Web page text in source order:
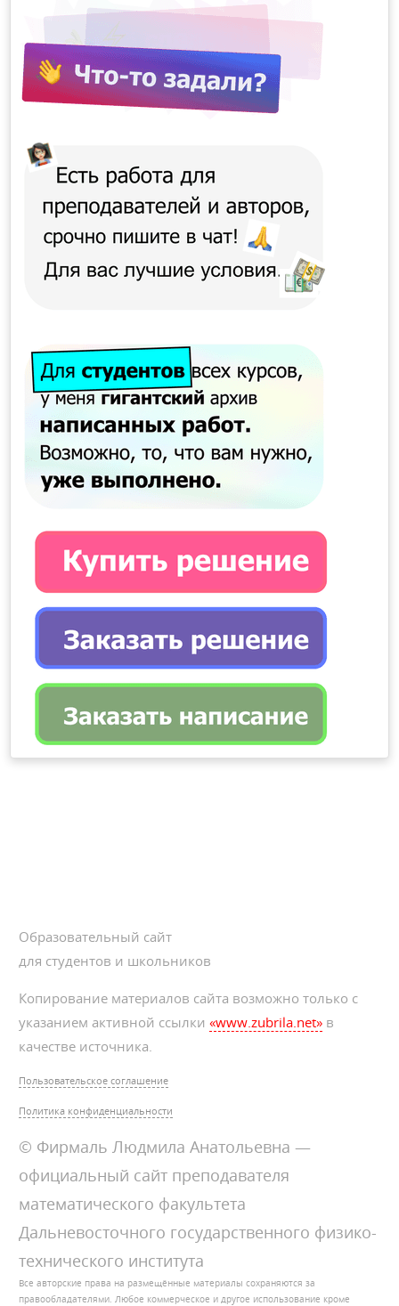
Образовательный сайт
для студентов и школьников
Копирование материалов сайта возможно только с
указанием активной ссылки«www.zubrila.net» в
качестве источника.
Пользовательское соглашение
Политика конфиденциальности
© Фирмаль Людмила Анатольевна —
официальный сайт преподавателя
математического факультета
Дальневосточного государственного физико-
технического института
Все авторские права на размещённые материалы сохраняются за
правообладателями. Любое коммерческое и другое использование кроме